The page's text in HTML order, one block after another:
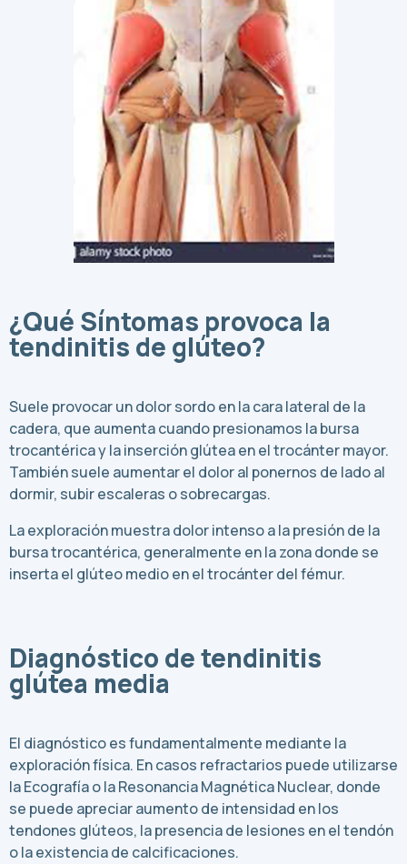
¿Qué Síntomas provoca la
tendinitis de glúteo?
Suele provocar un dolor sordo en la cara lateral de la
cadera, que aumenta cuando presionamos la bursa
trocantérica y la inserción glútea en el trocánter mayor.
También suele aumentar el dolor al ponernos de lado al
dormir, subir escaleras o sobrecargas.
La exploración muestra dolor intenso a la presión de la
bursa trocantérica, generalmente en la zona donde se
inserta el glúteo medio en el trocánter del fémur.
Diagnóstico de tendinitis
glútea media
El diagnóstico es fundamentalmente mediante la
exploración física. En casos refractarios puede utilizarse
la Ecografía o la Resonancia Magnética Nuclear, donde
se puede apreciar aumento de intensidad en los
tendones glúteos, la presencia de lesiones en el tendón
o la existencia de calcificaciones.